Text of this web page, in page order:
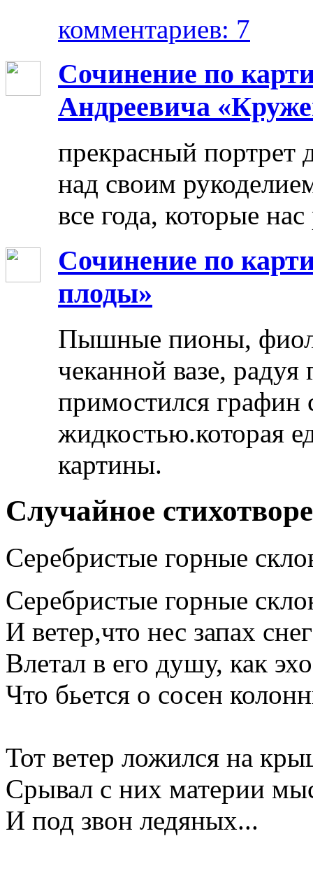
комментариев: 7
Сочинение по
Андреевича
прекрасный портрет
над своим
все года, которые
Сочинение по
плоды»
Пышные пионы,
чеканной вазе,
примостился графин
жидкостью.которая
картины.
Случайное
Серебристые горные
Серебристые горные
И ветер,что нес запах
Влетал в его душу, как
Что бьется о сосен
Тот ветер ложился на
Срывал с них материи
И под звон ледяных...